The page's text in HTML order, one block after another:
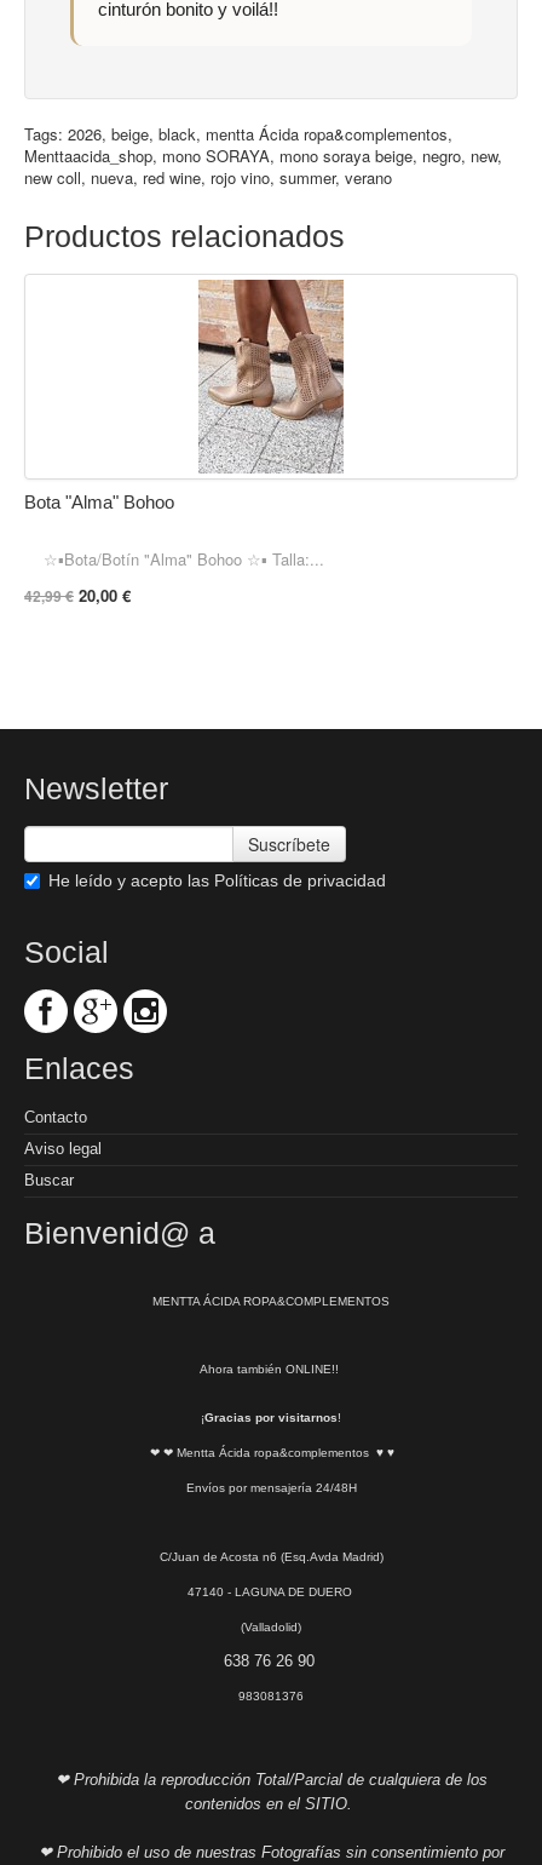
cinturón bonito y voilá!!
Tags: 2026, beige, black, mentta Ácida ropa&complementos,
Menttaacida_shop, mono SORAYA, mono soraya beige, negro, new,
new coll, nueva, red wine, rojo vino, summer, verano
Productos relacionados
Bota "Alma" Bohoo
☆▪︎Bota/Botín "Alma" Bohoo ☆▪︎ Talla:...
42,99 € 20,00 €
Newsletter
Suscríbete
He leído y acepto las Políticas de privacidad
Social
Enlaces
Contacto
Aviso legal
Buscar
Bienvenid@ a
MENTTA ÁCIDA ROPA&COMPLEMENTOS
Ahora también ONLINE!!
¡Gracias por visitarnos!
❤ ❤ Mentta Ácida ropa&complementos ♥ ♥
Envíos por mensajería 24/48H
C/Juan de Acosta n6 (Esq.Avda Madrid)
47140 - LAGUNA DE DUERO
(Valladolid)
638 76 26 90
983081376
❤ Prohibida la reproducción Total/Parcial de cualquiera de los
contenidos en el SITIO.
❤ Prohibido el uso de nuestras Fotografías sin consentimiento por